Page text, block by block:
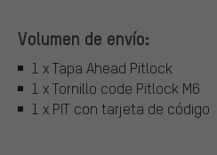
Volumen de envío:
1 x Tapa Ahead Pitlock
1 x Tornillo code Pitlock M6
1 x PIT con tarjeta de código